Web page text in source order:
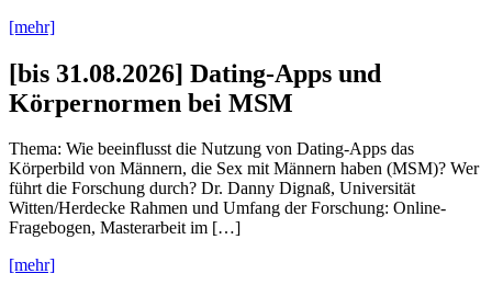
[mehr]
[bis 31.08.2026] Dating-Apps und
Körpernormen bei MSM
Thema: Wie beeinflusst die Nutzung von Dating-Apps das
Körperbild von Männern, die Sex mit Männern haben (MSM)? Wer
führt die Forschung durch? Dr. Danny Dignaß, Universität
Witten/Herdecke Rahmen und Umfang der Forschung: Online-
Fragebogen, Masterarbeit im […]
[mehr]